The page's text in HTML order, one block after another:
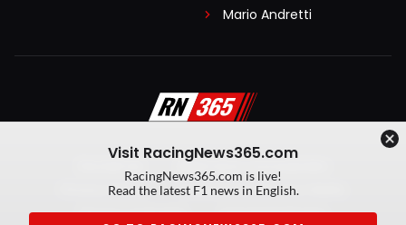
Mario Andretti
Algemene voorwaarden
Privacy Policy
Created by On Your Marks
Privacy manager
Kansspeluitingen
Visit RacingNews365.com
RacingNews365.com is live!
Read the latest F1 news in English.